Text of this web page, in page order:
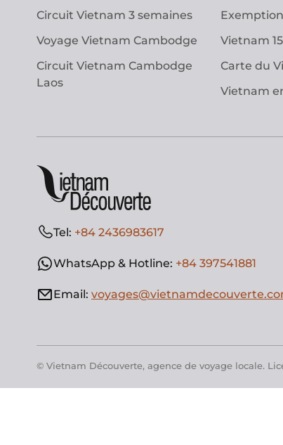
Circuit Vietnam 3 semaines
Voyage Vietnam Cambodge
Circuit Vietnam Cambodge
Laos
Vietnam
Carte du
Vietnam
Tel: +84 2436983617
WhatsApp & Hotline: +84 397541881
Email:
© Vietnam Découverte, agence de voyage locale.